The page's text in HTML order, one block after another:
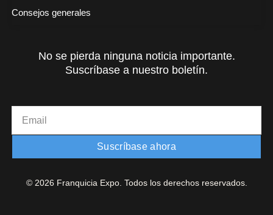
Consejos generales
No se pierda ninguna noticia importante.
Suscríbase a nuestro boletín.
Suscríbase ahora
© 2026 Franquicia Expo. Todos los derechos reservados.